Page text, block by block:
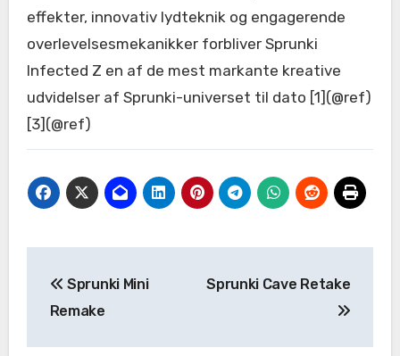
effekter, innovativ lydteknik og engagerende
overlevelsesmekanikker forbliver Sprunki
Infected Z en af de mest markante kreative
udvidelser af Sprunki-universet til dato [1](@ref)
[3](@ref)
navigation
Sprunki Mini
Remake
Sprunki Cave Retake